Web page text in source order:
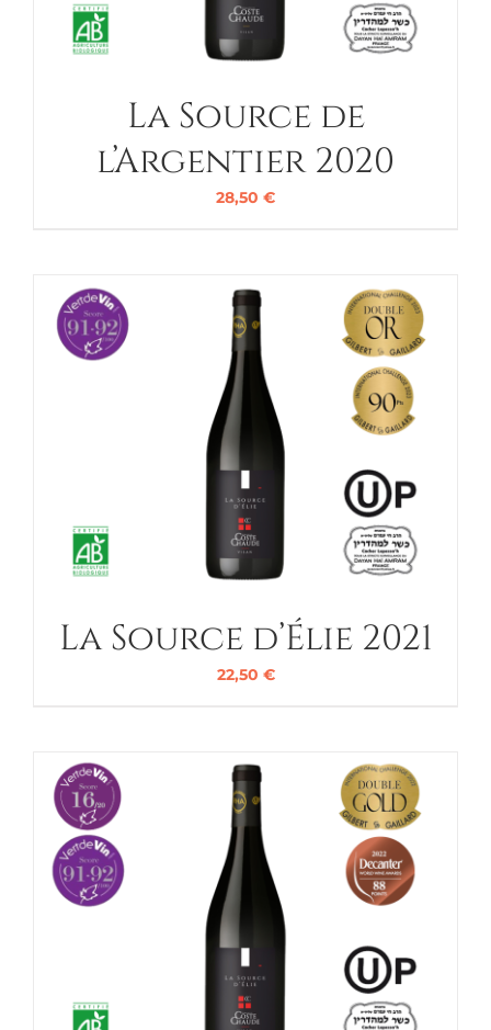
La Source de
l’Argentier 2020
28,50 €
La Source d’Élie 2021
22,50 €